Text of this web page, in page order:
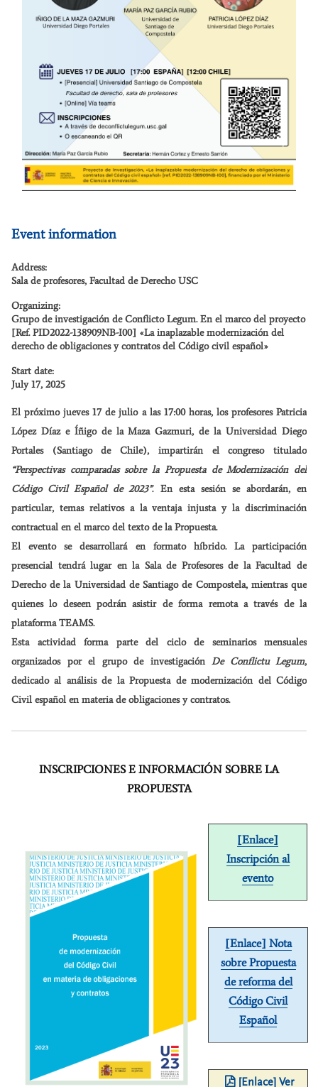
Event information
Address:
Sala de profesores, Facultad de Derecho USC
Organizing:
Grupo de investigación de Conflicto Legum. En el marco del proyecto
[Ref. PID2022-138909NB-I00] «La inaplazable modernización del
derecho de obligaciones y contratos del Código civil español»
Start date:
July 17, 2025
El próximo jueves 17 de julio a las 17:00 horas, los profesores Patricia
López Díaz e Íñigo de la Maza Gazmuri, de la Universidad Diego
Portales (Santiago de Chile), impartirán el congreso titulado
“Perspectivas comparadas sobre la Propuesta de Modernización del
Código Civil Español de 2023”. En esta sesión se abordarán, en
particular, temas relativos a la ventaja injusta y la discriminación
contractual en el marco del texto de la Propuesta.
El evento se desarrollará en formato híbrido. La participación
presencial tendrá lugar en la Sala de Profesores de la Facultad de
Derecho de la Universidad de Santiago de Compostela, mientras que
quienes lo deseen podrán asistir de forma remota a través de la
plataforma TEAMS.
Esta actividad forma parte del ciclo de seminarios mensuales
organizados por el grupo de investigación De Conflictu Legum,
dedicado al análisis de la Propuesta de modernización del Código
Civil español en materia de obligaciones y contratos.
INSCRIPCIONES E INFORMACIÓN SOBRE LA
PROPUESTA
[Enlace]
Inscripción al
evento
[Enlace] Nota
sobre Propuesta
de reforma del
Código Civil
Español
[Enlace] Ver